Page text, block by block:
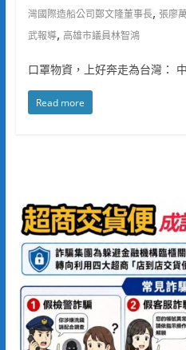
灣國際造船公司鄭文隆董事長, 張廖
武報導, 高雄市議員林智鴻
口罩物資，上好奔走為台灣：
Read more